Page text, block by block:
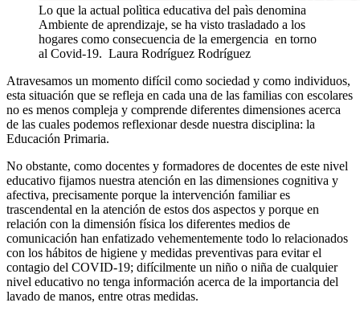
Lo que la actual polìtica educativa del paìs denomina
Ambiente de aprendizaje, se ha visto trasladado a los
hogares como consecuencia de la emergencia en torno
al Covid-19. Laura Rodríguez Rodríguez
Atravesamos un momento difícil como sociedad y como individuos,
esta situación que se refleja en cada una de las familias con escolares
no es menos compleja y comprende diferentes dimensiones acerca
de las cuales podemos reflexionar desde nuestra disciplina: la
Educación Primaria.
No obstante, como docentes y formadores de docentes de este nivel
educativo fijamos nuestra atención en las dimensiones cognitiva y
afectiva, precisamente porque la intervención familiar es
trascendental en la atención de estos dos aspectos y porque en
relación con la dimensión física los diferentes medios de
comunicación han enfatizado vehementemente todo lo relacionados
con los hábitos de higiene y medidas preventivas para evitar el
contagio del COVID-19; difícilmente un niño o niña de cualquier
nivel educativo no tenga información acerca de la importancia del
lavado de manos, entre otras medidas.